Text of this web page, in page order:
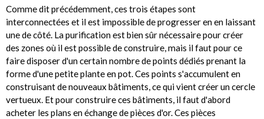
Comme dit précédemment, ces trois étapes sont
interconnectées et il est impossible de progresser en en laissant
une de côté. La purification est bien sûr nécessaire pour créer
des zones où il est possible de construire, mais il faut pour ce
faire disposer d'un certain nombre de points dédiés prenant la
forme d'une petite plante en pot. Ces points s'accumulent en
construisant de nouveaux bâtiments, ce qui vient créer un cercle
vertueux. Et pour construire ces bâtiments, il faut d'abord
acheter les plans en échange de pièces d'or. Ces pièces